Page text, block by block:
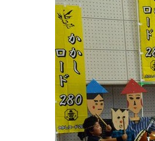
パワースポット